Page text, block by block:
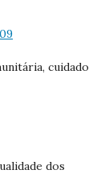
cuidado
dos